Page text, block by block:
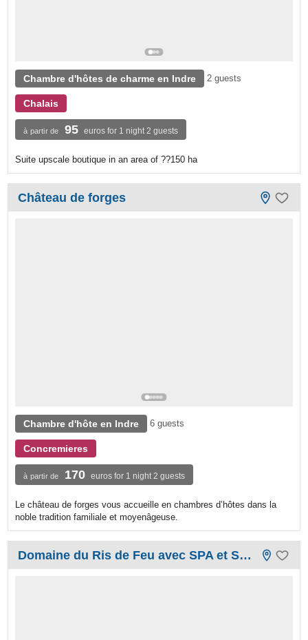
Chambre d'hôtes de charme en Indre 2 guests
Chalais
à partir de 95 euros for 1 night 2 guests
Suite upscale boutique in an area of ??150 ha
Château de forges
Chambre d'hôte en Indre 6 guests
Concremieres
à partir de 170 euros for 1 night 2 guests
Le château de forges vous accueille en chambres d’hôtes dans la
noble tradition familiale et moyenâgeuse.
Domaine du Ris de Feu avec SPA et SAUNA